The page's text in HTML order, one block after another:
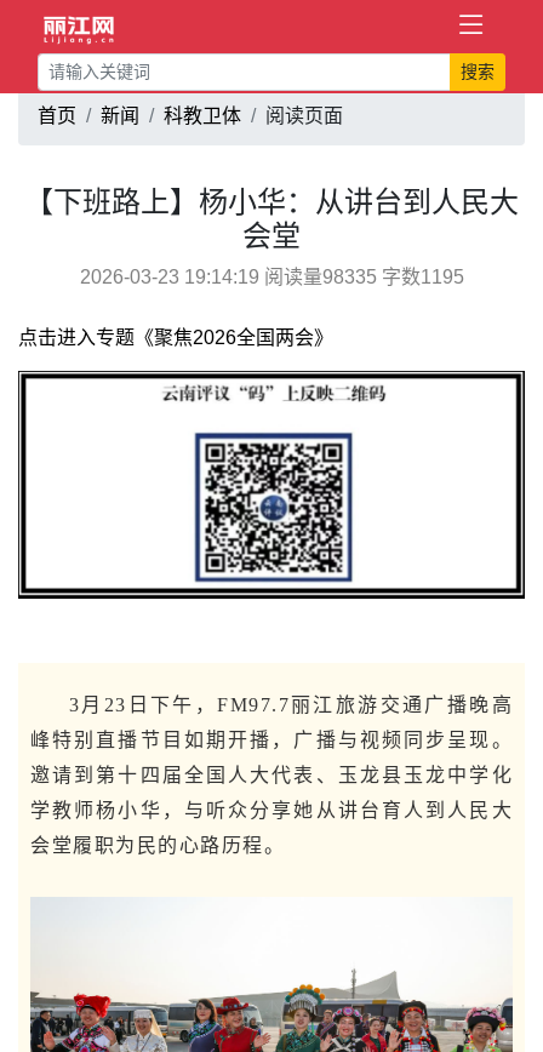
搜索
首页 新闻 科教卫体 阅读页面
【下班路上】杨小华：从讲台到人民大
会堂
2026-03-23 19:14:19 阅读量98335 字数1195
点击进入专题《聚焦2026全国两会》
3月23日下午，FM97.7丽江旅游交通广播晚高
峰特别直播节目如期开播，广播与视频同步呈现。
邀请到第十四届全国人大代表、玉龙县玉龙中学化
学教师杨小华，与听众分享她从讲台育人到人民大
会堂履职为民的心路历程。